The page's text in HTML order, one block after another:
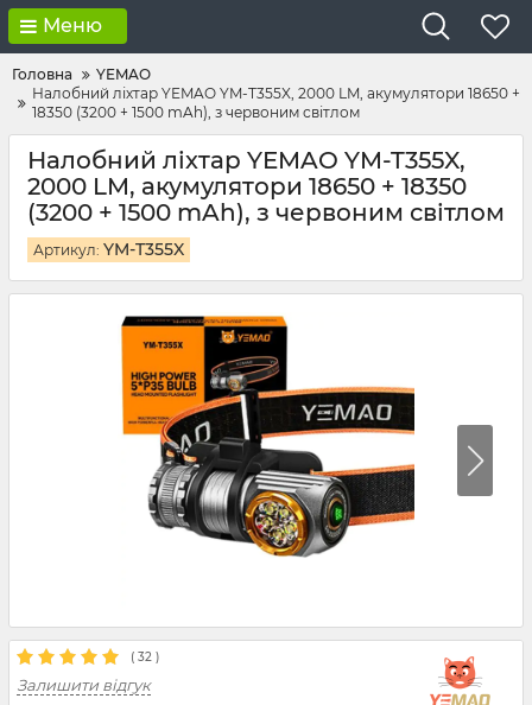
Меню
Головна
YEMAO
Налобний ліхтар YEMAO YM-T355X, 2000 LM, акумулятори 18650 +
18350 (3200 + 1500 mAh), з червоним світлом
Налобний ліхтар YEMAO YM-T355X,
2000 LM, акумулятори 18650 + 18350
(3200 + 1500 mAh), з червоним світлом
Артикул: YM-T355X
( 32 )
Залишити відгук